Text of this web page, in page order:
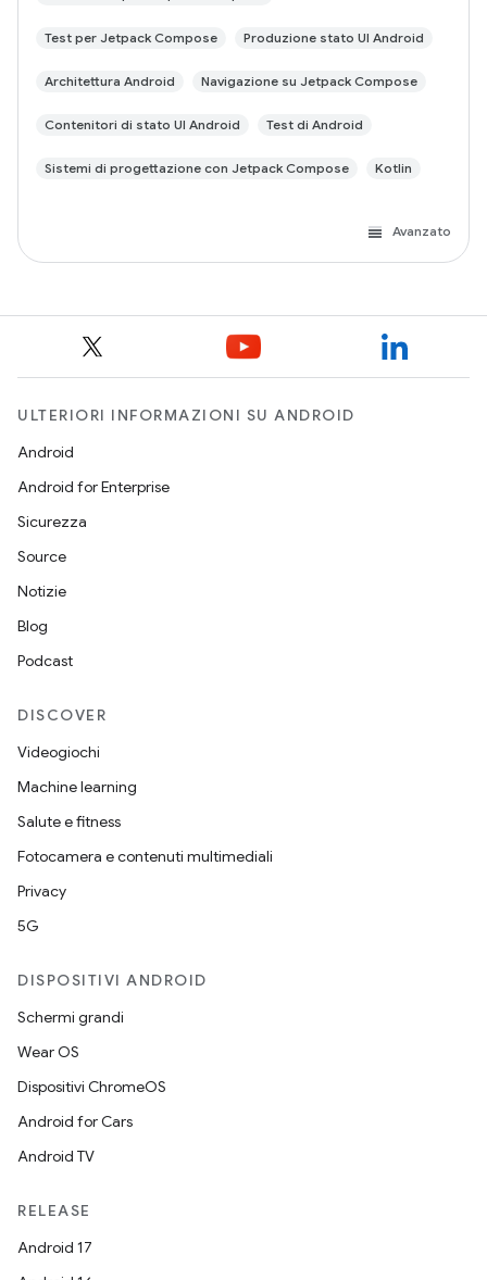
Test per Jetpack Compose Produzione stato UI Android
Architettura Android Navigazione su Jetpack Compose
Contenitori di stato UI Android Test di Android
Sistemi di progettazione con Jetpack Compose Kotlin
Avanzato
ULTERIORI INFORMAZIONI SU ANDROID
Android
Android for Enterprise
Sicurezza
Source
Notizie
Blog
Podcast
DISCOVER
Videogiochi
Machine learning
Salute e fitness
Fotocamera e contenuti multimediali
Privacy
5G
DISPOSITIVI ANDROID
Schermi grandi
Wear OS
Dispositivi ChromeOS
Android for Cars
Android TV
RELEASE
Android 17